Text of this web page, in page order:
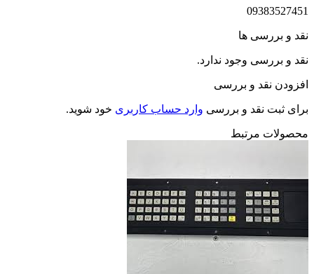
09383527451
نقد و بررسی ها
نقد و بررسی وجود ندارد.
افزودن نقد و بررسی
برای ثبت نقد و بررسی وارد حساب کاربری خود شوید.
محصولات مرتبط